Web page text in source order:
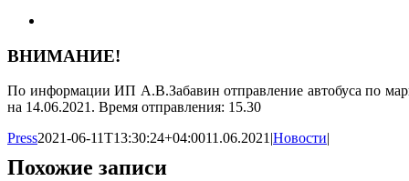
ВНИМАНИЕ!
По информации ИП А.В.Забавин отправление автобуса по
на 14.06.2021. Время отправления: 15.30
Press2021-06-11T13:30:24+04:0011.06.2021|Новости|
Похожие записи